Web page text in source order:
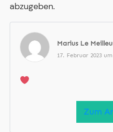
abzugeben.
Marius Le
17. Februar 2023
Zum